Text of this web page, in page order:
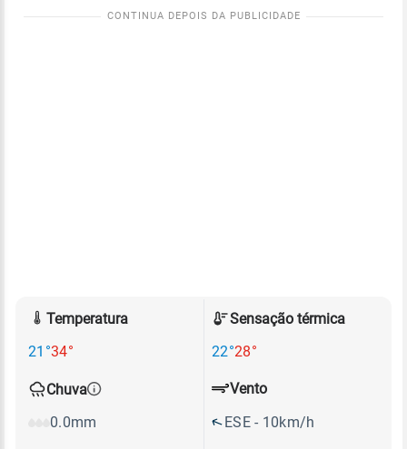
Temperatura
21°34°
Sensação térmica
22°28°
Chuva
0.0mm
Vento
ESE - 10km/h